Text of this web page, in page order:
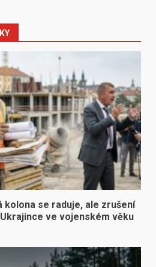
kolona se raduje, ale zrušení
ve vojenském věku